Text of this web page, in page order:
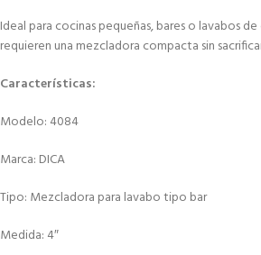
Ideal para cocinas pequeñas, bares o lavabos
requieren una mezcladora compacta sin
Características:
Modelo: 4084
Marca: DICA
Tipo: Mezcladora para lavabo tipo bar
Medida: 4″